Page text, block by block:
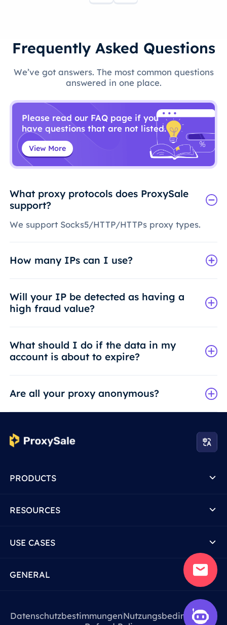
Frequently Asked Questions
We’ve got answers. The most common questions
answered in one place.
Please read our FAQ page if you
have questions that are not listed.
View More
What proxy protocols does ProxySale
support?
We support Socks5/HTTP/HTTPs proxy types.
How many IPs can I use?
Will your IP be detected as having a
high fraud value?
What should I do if the data in my
account is about to expire?
Are all your proxy anonymous?
PRODUCTS
RESOURCES
USE CASES
GENERAL
DatenschutzbestimmungenNutzungsbedingungen